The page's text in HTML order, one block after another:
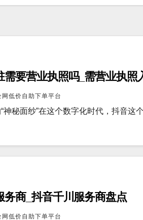
要营业执照吗_需营业执照
网低价自助下单平台
神秘面纱”在这个数字化时代，抖音这
务商_抖音千川服务商盘点
网低价自助下单平台